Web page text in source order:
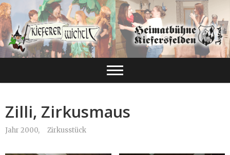
Zilli, Zirkusmaus
Jahr 2000, Zirkusstück